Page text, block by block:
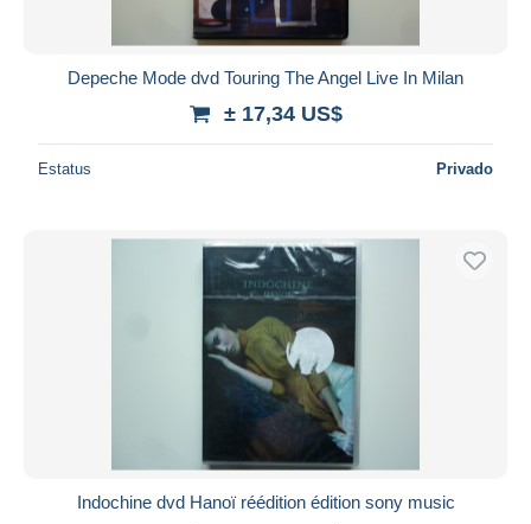
Depeche Mode dvd Touring The Angel Live In Milan
± 17,34 US$
Estatus Privado
Indochine dvd Hanoï réédition édition sony music